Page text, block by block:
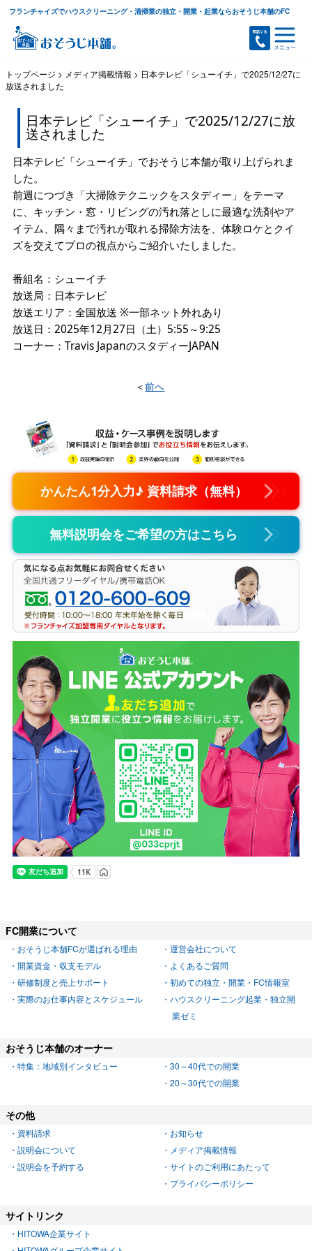
フランチャイズでハウスクリーニング・清掃業の独立・開業・起業ならおそうじ本舗のFC
トップページ > メディア掲載情報 > 日本テレビ「シューイチ」で2025/12/27に
放送されました
日本テレビ「シューイチ」で2025/12/27に放
送されました
日本テレビ「シューイチ」でおそうじ本舗が取り上げられま
した。
前週につづき「大掃除テクニックをスタディー」をテーマ
に、キッチン・窓・リビングの汚れ落としに最適な洗剤やア
イテム、隅々まで汚れが取れる掃除方法を、体験ロケとクイ
ズを交えてプロの視点からご紹介いたしました。
番組名：シューイチ
放送局：日本テレビ
放送エリア：全国放送 ※一部ネット外れあり
放送日：2025年12月27日（土）5:55～9:25
コーナー：Travis JapanのスタディーJAPAN
＜前へ
かんたん1分入力♪ 資料請求（無料）
無料説明会をご希望の方はこちら
FC開業について
おそうじ本舗FCが選ばれる理由
開業資金・収支モデル
研修制度と売上サポート
実際のお仕事内容とスケジュール
運営会社について
よくあるご質問
初めての独立・開業・FC情報室
ハウスクリーニング起業・独立開
業ゼミ
おそうじ本舗のオーナー
特集：地域別インタビュー
30～40代での開業
20～30代での開業
その他
資料請求
説明会について
説明会を予約する
お知らせ
メディア掲載情報
サイトのご利用にあたって
プライバシーポリシー
サイトリンク
HITOWA企業サイト